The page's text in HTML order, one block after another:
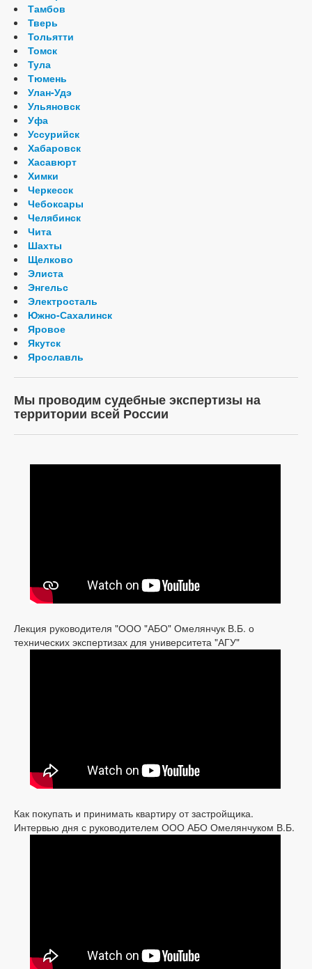
Тамбов
Тверь
Тольятти
Томск
Тула
Тюмень
Улан-Удэ
Ульяновск
Уфа
Уссурийск
Хабаровск
Хасавюрт
Химки
Черкесск
Чебоксары
Челябинск
Чита
Шахты
Щелково
Элиста
Энгельс
Электросталь
Южно-Сахалинск
Яровое
Якутск
Ярославль
Мы проводим судебные экспертизы на
территории всей России
Лекция руководителя "ООО "АБО" Омелянчук В.Б. о
технических экспертизах для университета "АГУ"
Как покупать и принимать квартиру от застройщика.
Интервью дня с руководителем ООО АБО Омелянчуком В.Б.